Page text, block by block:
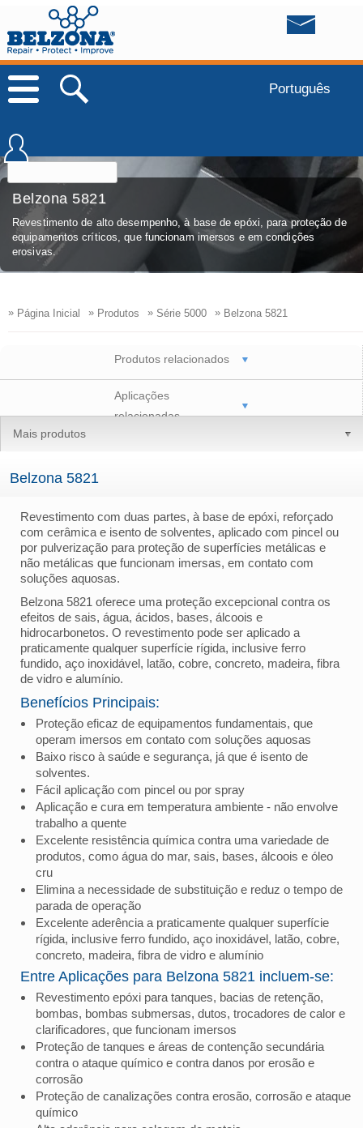
Português
Belzona 5821
Revestimento de alto desempenho, à base de epóxi, para proteção de
equipamentos críticos, que funcionam imersos e em condições
erosivas.
» Página Inicial » Produtos » Série 5000 » Belzona 5821
Produtos relacionados
Aplicações
relacionadas
Mais produtos
Belzona 5821
Revestimento com duas partes, à base de epóxi, reforçado
com cerâmica e isento de solventes, aplicado com pincel ou
por pulverização para proteção de superfícies metálicas e
não metálicas que funcionam imersas, em contato com
soluções aquosas.
Belzona 5821 oferece uma proteção excepcional contra os
efeitos de sais, água, ácidos, bases, álcoois e
hidrocarbonetos. O revestimento pode ser aplicado a
praticamente qualquer superfície rígida, inclusive ferro
fundido, aço inoxidável, latão, cobre, concreto, madeira, fibra
de vidro e alumínio.
Benefícios Principais:
Proteção eficaz de equipamentos fundamentais, que
operam imersos em contato com soluções aquosas
Baixo risco à saúde e segurança, já que é isento de
solventes.
Fácil aplicação com pincel ou por spray
Aplicação e cura em temperatura ambiente - não envolve
trabalho a quente
Excelente resistência química contra uma variedade de
produtos, como água do mar, sais, bases, álcoois e óleo
cru
Elimina a necessidade de substituição e reduz o tempo de
parada de operação
Excelente aderência a praticamente qualquer superfície
rígida, inclusive ferro fundido, aço inoxidável, latão, cobre,
concreto, madeira, fibra de vidro e alumínio
Entre Aplicações para Belzona 5821 incluem-se:
Revestimento epóxi para tanques, bacias de retenção,
bombas, bombas submersas, dutos, trocadores de calor e
clarificadores, que funcionam imersos
Proteção de tanques e áreas de contenção secundária
contra o ataque químico e contra danos por erosão e
corrosão
Proteção de canalizações contra erosão, corrosão e ataque
químico